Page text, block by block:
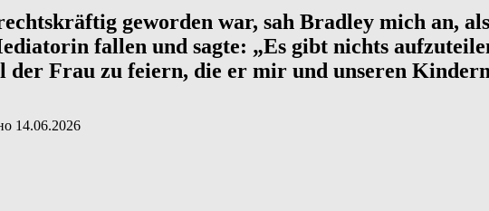
geworden war, sah Bradley mich an,
fallen und sagte: „Es gibt nichts
Frau zu feiern, die er mir und unseren
14.06.2026